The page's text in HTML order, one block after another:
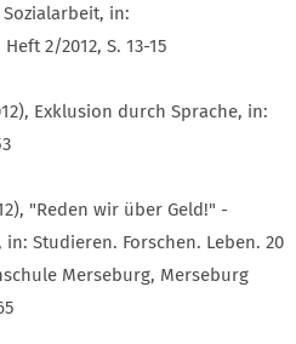
in:
2/2012, S. 13-15
Exklusion durch Sprache, in:
"Reden wir über Geld!" -
Studieren. Forschen. Leben. 20
Merseburg, Merseburg